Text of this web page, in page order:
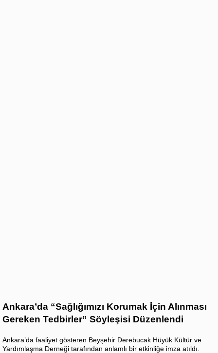
Ankara’da “Sağlığımızı Korumak İçin Alınması
Gereken Tedbirler” Söyleşisi Düzenlendi
Ankara’da faaliyet gösteren Beyşehir Derebucak Hüyük Kültür ve
Yardımlaşma Derneği tarafından anlamlı bir etkinliğe imza atıldı.